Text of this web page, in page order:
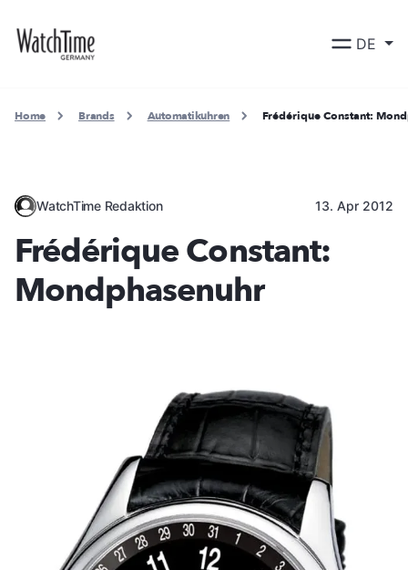
DE
Home Brands Automatikuhren Frédérique Constant:
WatchTime Redaktion 13. Apr 2012
Frédérique Constant:
Mondphasenuhr